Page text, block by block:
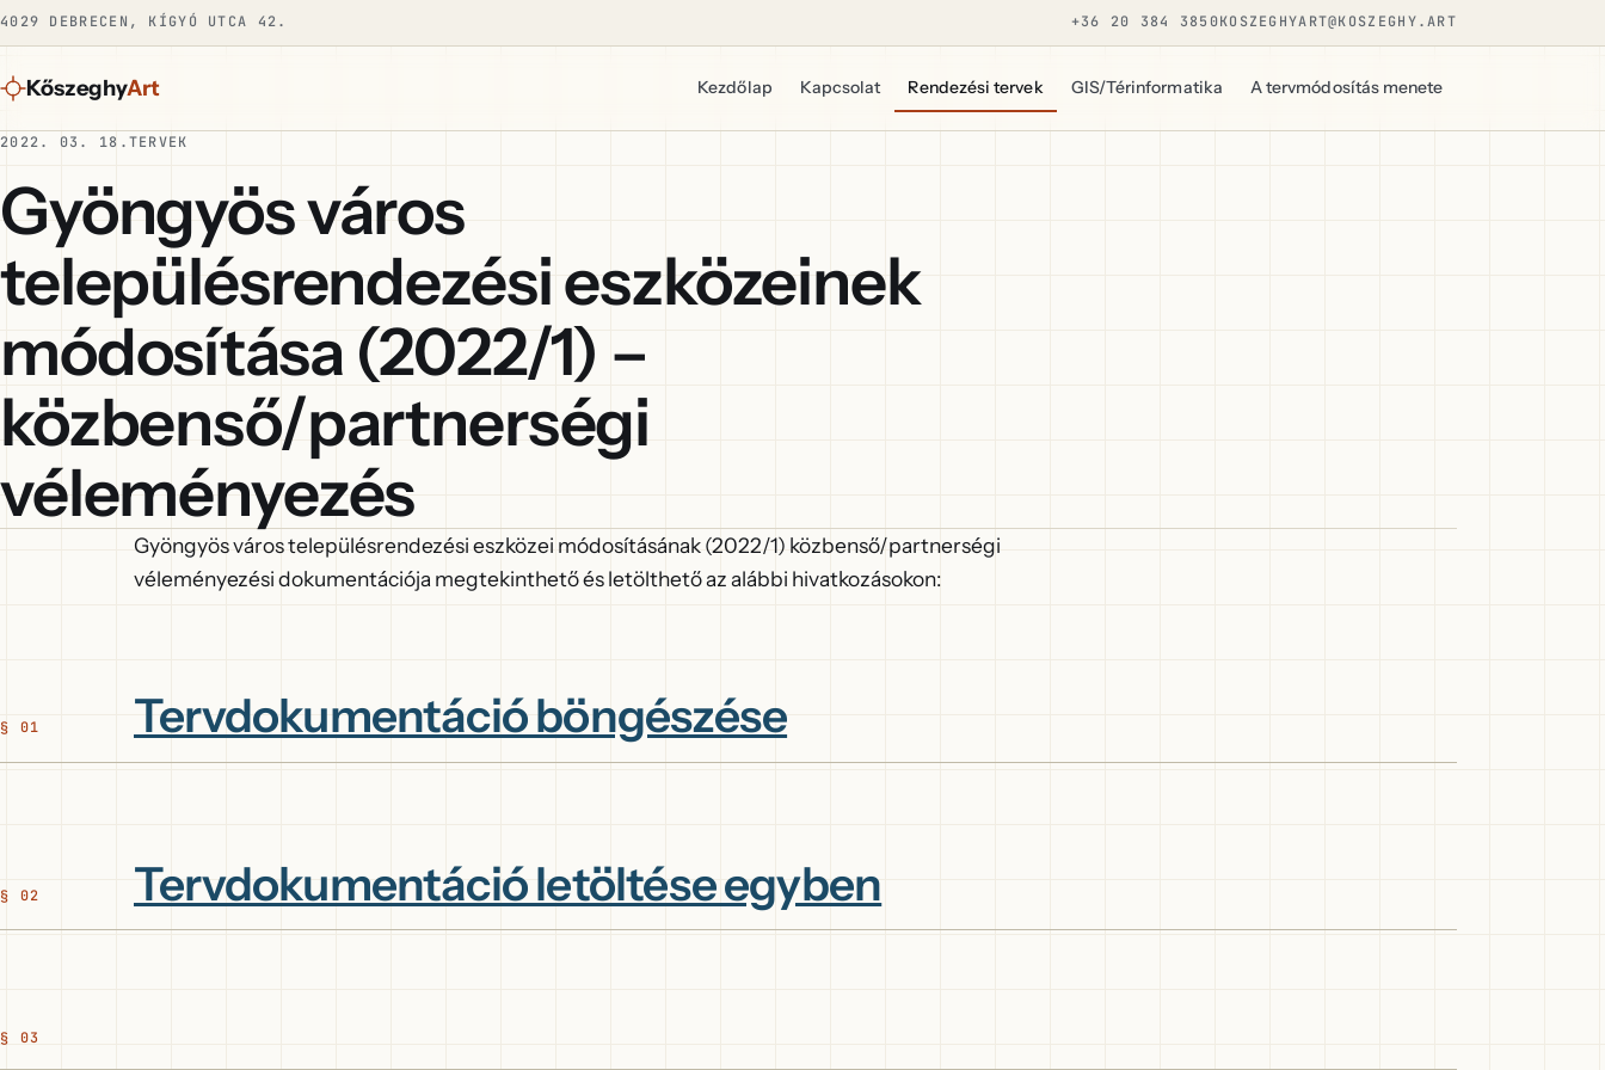
4029 DEBRECEN, KÍGYÓ UTCA 42. +36 20 384 3850KOSZEGHYART@KOSZEGHY.ART
KőszeghyArt Kezdőlap Kapcsolat Rendezési tervek GIS/Térinformatika A tervmódosítás menete
2022. 03. 18.TERVEK
Gyöngyös város
településrendezési eszközeinek
módosítása (2022/1) –
közbenső/partnerségi
véleményezés
Gyöngyös város településrendezési eszközei módosításának (2022/1) közbenső/partnerségi
véleményezési dokumentációja megtekinthető és letölthető az alábbi hivatkozásokon:
Tervdokumentáció böngészése
Tervdokumentáció letöltése egyben